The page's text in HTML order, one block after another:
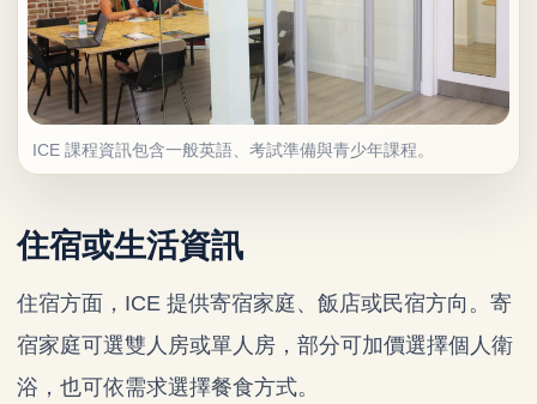
ICE 課程資訊包含一般英語、考試準備與青少年課程。
住宿或生活資訊
住宿方面，ICE 提供寄宿家庭、飯店或民宿方向。寄
宿家庭可選雙人房或單人房，部分可加價選擇個人衛
浴，也可依需求選擇餐食方式。